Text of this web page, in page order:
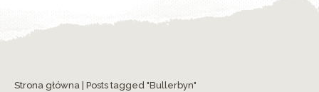
Strona główna Posts tagged "Bullerbyn"